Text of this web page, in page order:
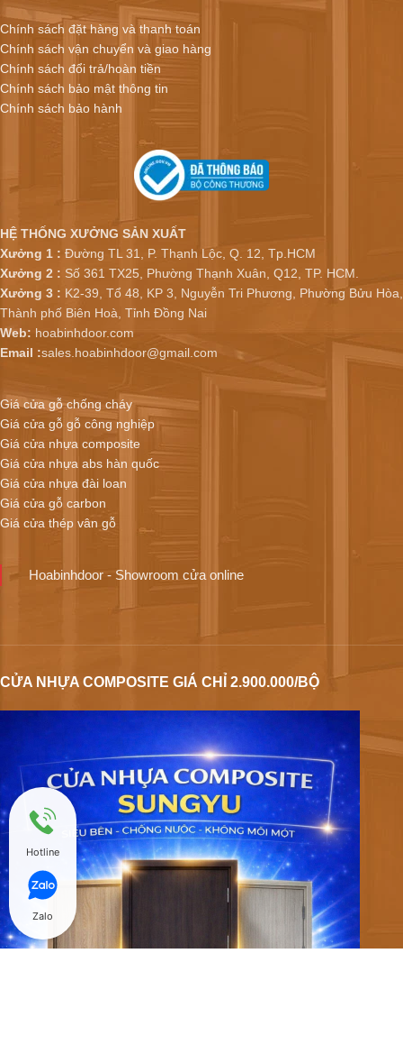
Chính sách đặt hàng và thanh toán
Chính sách vận chuyển và giao hàng
Chính sách đổi trả/hoàn tiền
Chính sách bảo mật thông tin
Chính sách bảo hành
HỆ THỐNG XƯỞNG SẢN XUẤT
Xưởng 1 : Đường TL 31, P. Thạnh Lộc, Q. 12, Tp.HCM
Xưởng 2 : Số 361 TX25, Phường Thạnh Xuân, Q12, TP. HCM.
Xưởng 3 : K2-39, Tổ 48, KP 3, Nguyễn Tri Phương, Phường Bửu Hòa,
Thành phố Biên Hoà, Tỉnh Đồng Nai
Web: hoabinhdoor.com
Email :sales.hoabinhdoor@gmail.com
Giá cửa gỗ chống cháy
Giá cửa gỗ gỗ công nghiệp
Giá cửa nhựa composite
Giá cửa nhựa abs hàn quốc
Giá cửa nhựa đài loan
Giá cửa gỗ carbon
Giá cửa thép vân gỗ
Hoabinhdoor - Showroom cửa online
CỬA NHỰA COMPOSITE GIÁ CHỈ 2.900.000/BỘ
Hotline
Zalo